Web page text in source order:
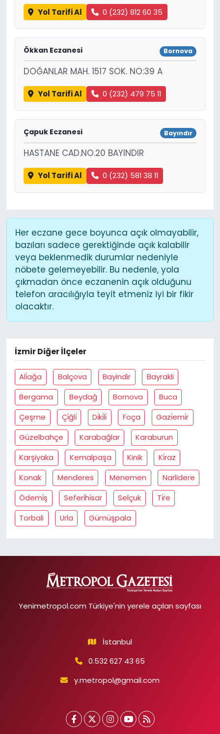
Yol Tarifi Al 0 (232) 812 60 35
Ökkan Eczanesi Bornova
DOĞANLAR MAH. 1517 SOK. NO:39 A
Yol Tarifi Al 0 (232) 479 75 11
Çapuk Eczanesi Bayındır
HASTANE CAD.NO.20 BAYINDIR
Yol Tarifi Al 0 (232) 581 38 11
Her eczane gece boyunca açık olmayabilir,
bazıları sadece gerektiğinde açık kalabilir
veya beklenmedik durumlar nedeniyle
nöbete gelemeyebilir. Bu nedenle, yola
çıkmadan önce eczanenin açık olduğunu
telefon aracılığıyla teyit etmeniz iyi bir fikir
olacaktır.
İzmir Diğer İlçeler
Ali̇ağa Balçova Bayindir
Bayrakli
Bergama
Beydağ Bornova
Buca
Çeşme
Çi̇ğli̇ Di̇ki̇li̇ Foça
Gazi̇emi̇r
Güzelbahçe
Karabağlar
Karaburun
Karşiyaka
Kemalpaşa Kinik
Ki̇raz
Konak
Menderes Menemen
Narlidere
Ödemi̇ş
Seferi̇hi̇sar Selçuk
Ti̇re
Torbali
Urla Gümüşpala
Yenimetropol.com Türkiye'nin yerele açılan sayfası
İstanbul
0.532 627 43 65
y.metropol@gmail.com